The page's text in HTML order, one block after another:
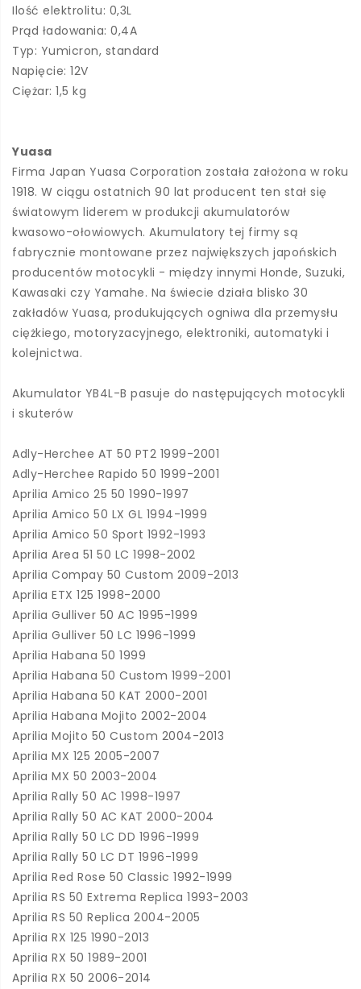
Ilość elektrolitu: 0,3L
Prąd ładowania: 0,4A
Typ: Yumicron, standard
Napięcie: 12V
Ciężar: 1,5 kg
Yuasa
Firma Japan Yuasa Corporation została założona w roku
1918. W ciągu ostatnich 90 lat producent ten stał się
światowym liderem w produkcji akumulatorów
kwasowo-ołowiowych. Akumulatory tej firmy są
fabrycznie montowane przez największych japońskich
producentów motocykli - między innymi Honde, Suzuki,
Kawasaki czy Yamahe. Na świecie działa blisko 30
zakładów Yuasa, produkujących ogniwa dla przemysłu
ciężkiego, motoryzacyjnego, elektroniki, automatyki i
kolejnictwa.
Akumulator YB4L-B pasuje do następujących motocykli
i skuterów
Adly-Herchee AT 50 PT2 1999-2001
Adly-Herchee Rapido 50 1999-2001
Aprilia Amico 25 50 1990-1997
Aprilia Amico 50 LX GL 1994-1999
Aprilia Amico 50 Sport 1992-1993
Aprilia Area 51 50 LC 1998-2002
Aprilia Compay 50 Custom 2009-2013
Aprilia ETX 125 1998-2000
Aprilia Gulliver 50 AC 1995-1999
Aprilia Gulliver 50 LC 1996-1999
Aprilia Habana 50 1999
Aprilia Habana 50 Custom 1999-2001
Aprilia Habana 50 KAT 2000-2001
Aprilia Habana Mojito 2002-2004
Aprilia Mojito 50 Custom 2004-2013
Aprilia MX 125 2005-2007
Aprilia MX 50 2003-2004
Aprilia Rally 50 AC 1998-1997
Aprilia Rally 50 AC KAT 2000-2004
Aprilia Rally 50 LC DD 1996-1999
Aprilia Rally 50 LC DT 1996-1999
Aprilia Red Rose 50 Classic 1992-1999
Aprilia RS 50 Extrema Replica 1993-2003
Aprilia RS 50 Replica 2004-2005
Aprilia RX 125 1990-2013
Aprilia RX 50 1989-2001
Aprilia RX 50 2006-2014